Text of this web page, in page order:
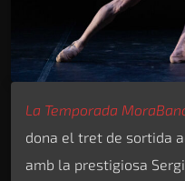
La Temporada
dona el tret de sortida
amb la prestigiosa